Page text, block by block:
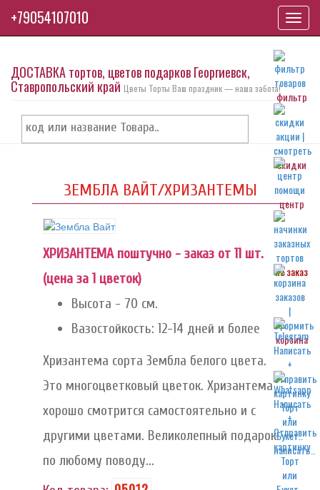
фильтр
скидки
центр
на заказ
корзина
написать..
ДОСТАВКА тортов, цветов подарков Георгиевск,
Ставропольский край Цветы Торты Ваш праздник — наша забота!
ЗЕМБЛА ВАЙТ/ХРИЗАНТЕМЫ
ХРИЗАНТЕМА поштучно - заказ от 11 шт.
(цена за 1 цветок)
Высота - 70 см.
Вазостойкость: 12-14 дней и более
Хризантема сорта Зембла белого цвета.
Это многоцветковый цветок. Хризантема
хорошо смотрится самостоятельно и с
другими цветами. Великолепный подарок
по любому поводу...
+79054107010